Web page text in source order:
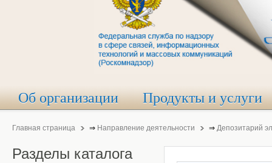
Об организации Продукты и услуги
Главная страница ⇒ Направление деятельности ⇒ Депозитарий
Разделы каталога